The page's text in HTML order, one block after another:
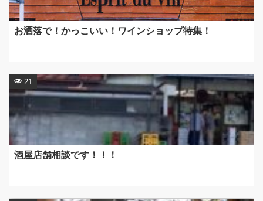
お洒落で！かっこいい！ワインショップ特集！
酒屋店舗相談です！！！
21